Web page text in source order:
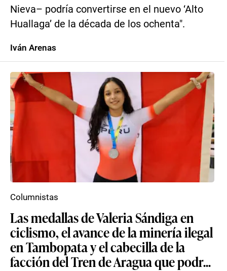
Nieva– podría convertirse en el nuevo ‘Alto
Huallaga’ de la década de los ochenta".
Iván Arenas
Las medallas de Valeria Sándiga en
ciclismo, el avance de la minería ilegal
en Tambopata y el cabecilla de la
facción del Tren de Aragua que podr...
Columnistas